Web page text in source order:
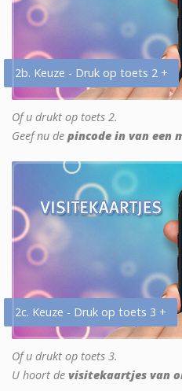
2b. Keuze - Druk op toets 2 +
Of u drukt op toets 2.
Geef nu de pincode in van een
2c. Keuze - Druk op toets 3 +
Of u drukt op toets 3.
U hoort de visitekaartjes van